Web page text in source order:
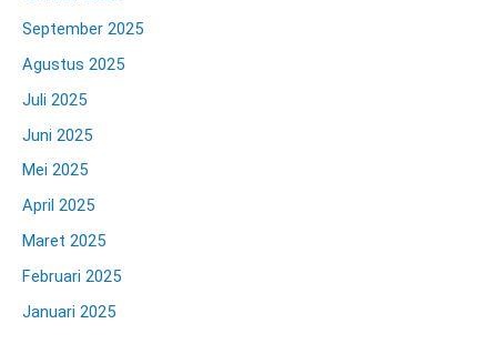
September 2025
Agustus 2025
Juli 2025
Juni 2025
Mei 2025
April 2025
Maret 2025
Februari 2025
Januari 2025